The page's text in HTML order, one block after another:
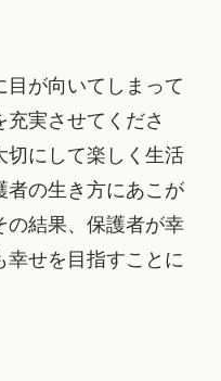
が向いてしまって
実させてくださ
切にして楽しく生活
者の生き方にあこが
の結果、保護者が幸
幸せを目指すことに